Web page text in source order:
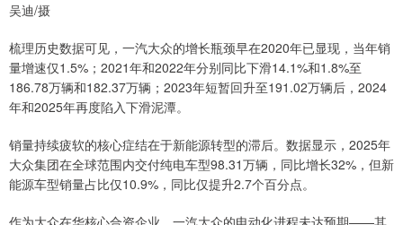
吴迪/摄
梳理历史数据可见，一汽大众的增长瓶颈早在2020年已显现，当年销
量增速仅1.5%；2021年和2022年分别同比下滑14.1%和1.8%至
186.78万辆和182.37万辆；2023年短暂回升至191.02万辆后，2024
年和2025年再度陷入下滑泥潭。
销量持续疲软的核心症结在于新能源转型的滞后。数据显示，2025年
大众集团在全球范围内交付纯电车型98.31万辆，同比增长32%，但新
能源车型销量占比仅10.9%，同比仅提升2.7个百分点。